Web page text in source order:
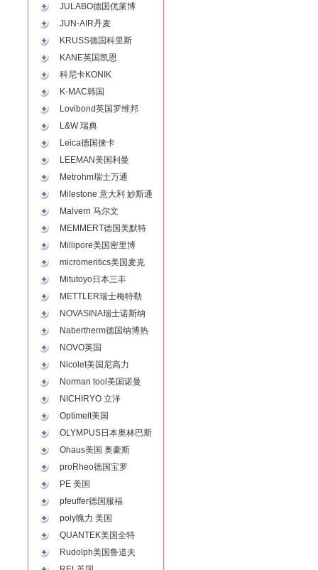
JULABO德国优莱博
JUN-AIR丹麦
KRUSS德国科里斯
KANE英国凯恩
科尼卡KONIK
K-MAC韩国
Lovibond英国罗维邦
L&W 瑞典
Leica德国徕卡
LEEMAN美国利曼
Metrohm瑞士万通
Milestone 意大利 妙斯通
Malvern 马尔文
MEMMERT德国美默特
Millipore美国密里博
micromeritics美国麦克
Mitutoyo日本三丰
METTLER瑞士梅特勒
NOVASINA瑞士诺斯纳
Nabertherm德国纳博热
NOVO英国
Nicolet美国尼高力
Norman tool美国诺曼
NICHIRYO 立洋
Optimelt美国
OLYMPUS日本奥林巴斯
Ohaus美国 奥豪斯
proRheo德国宝罗
PE 美国
pfeuffer德国服福
poly魄力 美国
QUANTEK美国全特
Rudolph美国鲁道夫